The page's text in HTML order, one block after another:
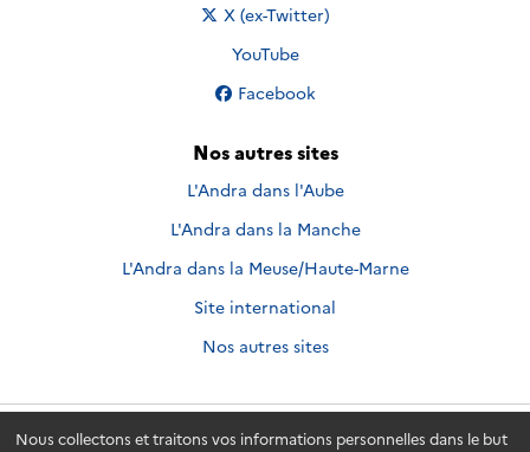
Nous collectons et traitons vos informations personnelles dans le but
Nous suivre sur
X (ex-Twitter)
Nous suivre sur
YouTube
Nous suivre sur
Facebook
Nos autres sites
L'Andra dans l'Aube
L'Andra dans la Manche
L'Andra dans la Meuse/Haute-Marne
Site international
Nos autres sites
Andra.fr © 2026 - Andra. Tous droits réservés.